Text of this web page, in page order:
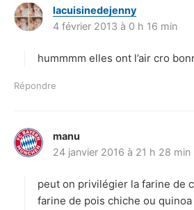
lacuisinedejenny
i
4 février 2013 à 0 h 16 min
hummmm elles ont l’air cro
Répondre
manu
i
:
24 janvier 2016 à 21 h 28 min
peut on privilégier la farine de
farine de pois chiche ou